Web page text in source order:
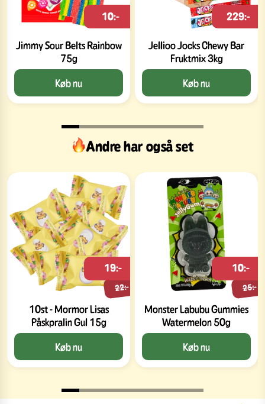
Jimmy Sour Belts Rainbow
75g
10:-
Køb nu
Jellioo Jocks Chewy Bar
Fruktmix 3kg
229:-
Køb nu
Andre har også set
10st - Mormor Lisas
Påskpralin Gul 15g
22:-
19:-
Køb nu
Monster Labubu Gummies
Watermelon 50g
25:-
10:-
Køb nu